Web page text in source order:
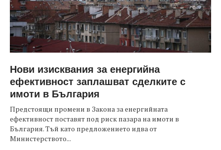
Нови изисквания за енергийна
ефективност заплашват сделките с
имоти в България
Предстоящи промени в Закона за енергийната
ефективност поставят под риск пазара на имоти в
България. Тъй като предложението идва от
Министерството...